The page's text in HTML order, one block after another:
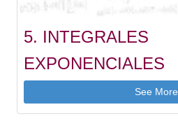
5. INTEGRALES
EXPONENCIALES
See More